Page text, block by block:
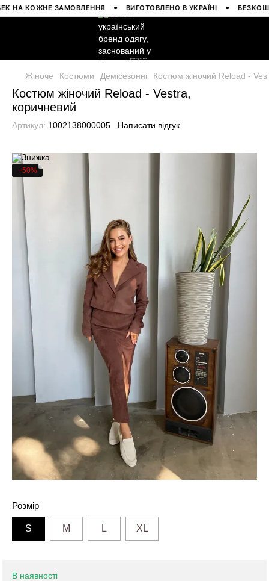
КОЖНЕ ЗАМОВЛЕННЯ ВИГОТОВЛЕНО В УКРАЇНІ
Жіноче Костюми Демісезонні Костюм жіночий Reload -
Костюм жіночий Reload - Vestra,
коричневий
Артикул: 1002138000005 Написати відгук
−50%
Розмір
S M L XL
В наявності